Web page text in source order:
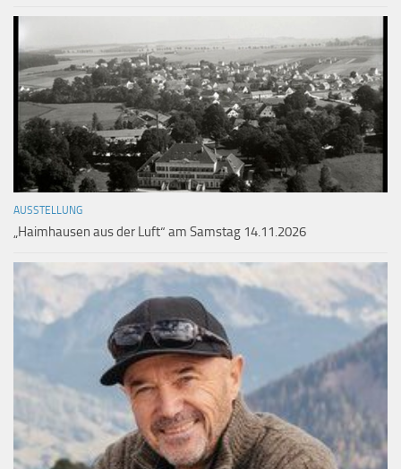
AUSSTELLUNG
„Haimhausen aus der Luft“ am Samstag 14.11.2026